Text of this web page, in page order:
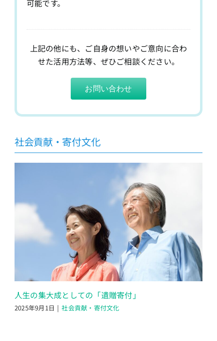
可能です。
上記の他にも、ご自身の想いやご意向に合わ
せた活用方法等、ぜひご相談ください。
お問い合わせ
社会貢献・寄付文化
人生の集大成としての「遺贈寄付」
2025年9月1日 | 社会貢献・寄付文化